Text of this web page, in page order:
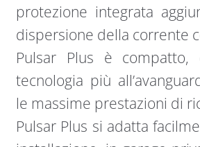
protezione integrata
dispersione della corrente
Pulsar Plus è compatto,
tecnologia più
le massime prestazioni di
Pulsar Plus si adatta